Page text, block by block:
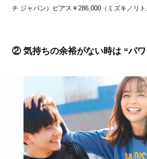
チ ジャパン）ピアス￥286,000（ミズキ／リト
② 気持ちの余裕がない時は “パ